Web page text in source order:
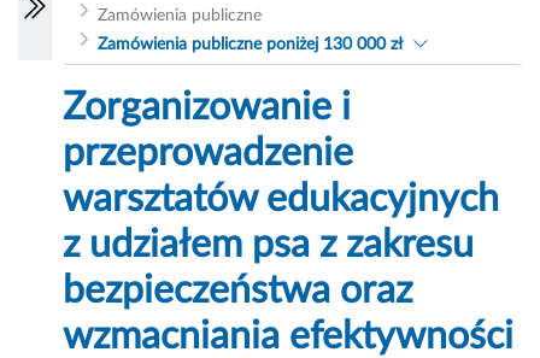
Zamówienia publiczne
Zamówienia publiczne poniżej 130 000 zł
Zorganizowanie i
przeprowadzenie
warsztatów edukacyjnych
z udziałem psa z zakresu
bezpieczeństwa oraz
wzmacniania efektywności